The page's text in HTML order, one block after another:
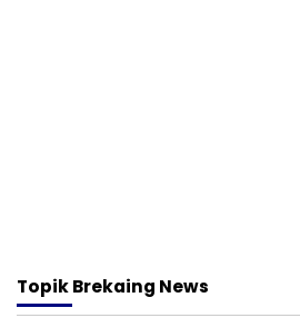
TopikBrekaing News